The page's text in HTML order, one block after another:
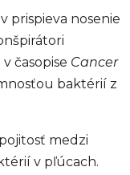
prispieva nosenie
časopise Cancer
baktérií z
medzi
v pľúcach.